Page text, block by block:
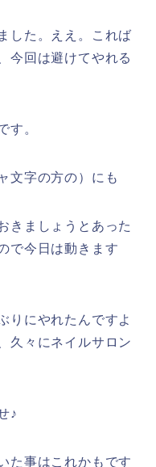
した。ええ。これば
今回は避けてやれる
す。
文字の方の）にも
きましょうとあった
で今日は動きます
りにやれたんですよ
久々にネイルサロン
♪
た事はこれかもです